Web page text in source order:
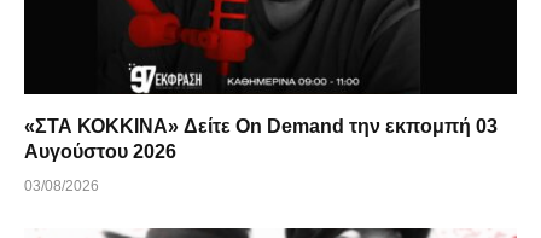
«ΣΤΑ ΚΟΚΚΙΝΑ» Δείτε On Demand την εκπομπή 03
Αυγούστου 2026
03/08/2026